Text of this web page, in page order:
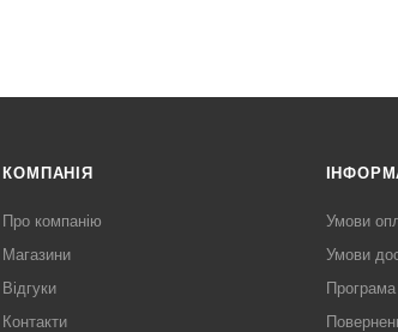
КОМПАНІЯ
Про компанію
Магазини
Відгуки
Контакти
Умови
Умови
Програма